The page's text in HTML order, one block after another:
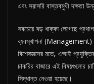
এবং সরাসরি বাস্তবমুখী দক্ষতা
সবচেয়ে বড় ধাক্কা লেগেছে
ব্যবস্থাপনা (Management)
বিশেষজ্ঞদের মতে, এআই
চাকরির বাজারে এই বিষয়গুলোর
সিদ্ধান্ত নেওয়া হয়েছে।